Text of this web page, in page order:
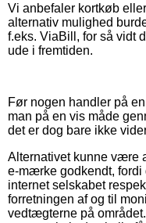
Vi anbefaler kortkøb
alternativ mulighed
f.eks. ViaBill, for så vidt
ude i fremtiden.
Før nogen handler på
man på en vis måde
det er dog bare ikke
Alternativet kunne være
e-mærke godkendt,
internet selskabet
forretningen af og til
vedtægterne på